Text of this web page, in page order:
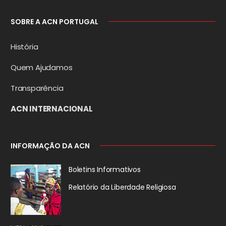
SOBRE A ACN PORTUGAL
História
Quem Ajudamos
Transparência
ACN INTERNACIONAL
INFORMAÇÃO DA ACN
Boletins Informativos
Relatório da Liberdade Religiosa